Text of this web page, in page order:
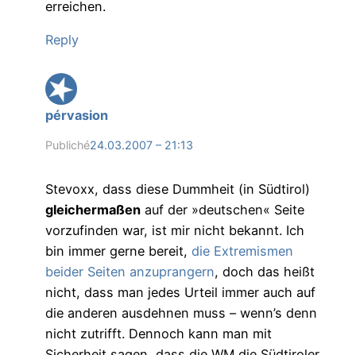
erreichen.
Reply
pérvasion
Publiché24.03.2007 – 21:13
Stevoxx, dass diese Dummheit (in Südtirol)
gleichermaßenauf der »deutschen« Seite
vorzufinden war, ist mir nicht bekannt. Ich
bin immer gerne bereit, die Extremismen
beider Seiten anzuprangern, doch das heißt
nicht, dass man jedes Urteil immer auch auf
die anderen ausdehnen muss – wenn’s denn
nicht zutrifft. Dennoch kann man mit